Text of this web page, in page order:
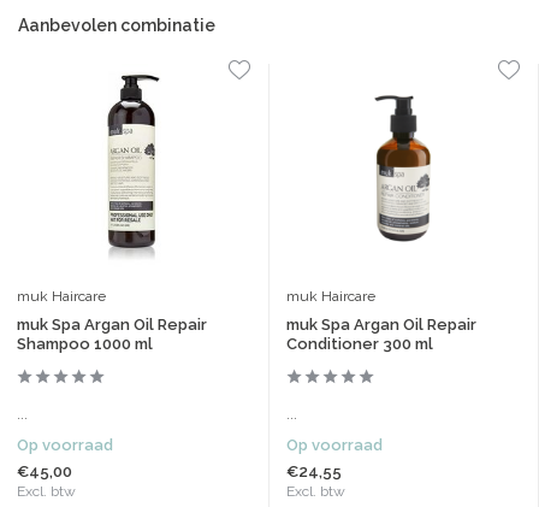
Aanbevolen combinatie
muk Haircare
muk Spa Argan Oil Repair
Shampoo 1000 ml
...
Op voorraad
€45,00
Excl. btw
muk Haircare
muk Spa Argan Oil Repair
Conditioner 300 ml
...
Op voorraad
€24,55
Excl. btw